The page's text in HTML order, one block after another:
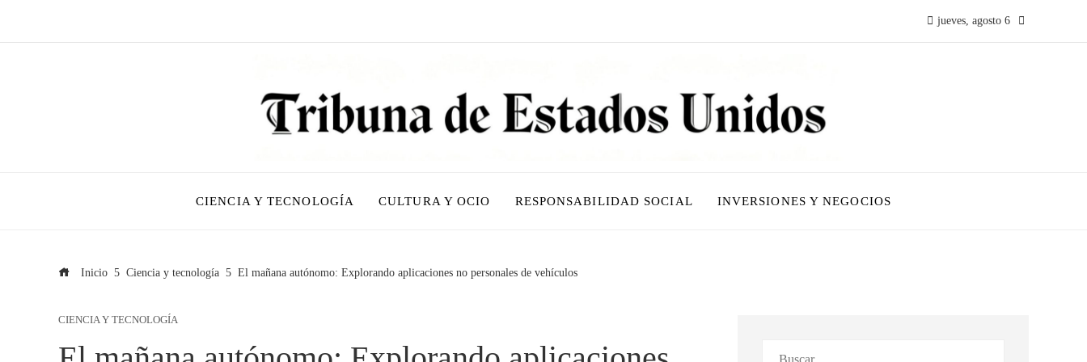
jueves, agosto 6
CIENCIA Y TECNOLOGÍA CULTURA Y OCIO RESPONSABILIDAD SOCIAL INVERSIONES Y NEGOCIOS
Inicio Ciencia y tecnología El mañana autónomo: Explorando aplicaciones no personales de vehículos
CIENCIA Y TECNOLOGÍA